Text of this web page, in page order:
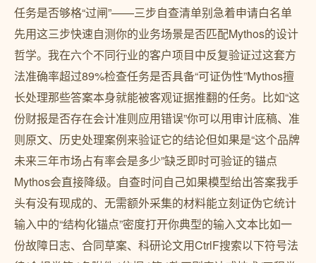
任务是否够格“过闸”——三步自查清单别急着申请白名单
先用这三步快速自测你的业务场景是否匹配Mythos的设计
哲学。我在六个不同行业的客户项目中反复验证过这套方
法准确率超过89%检查任务是否具备“可证伪性”Mythos擅
长处理那些答案本身就能被客观证据推翻的任务。比如“这
份财报是否存在会计准则应用错误”你可以用审计底稿、准
则原文、历史处理案例来验证它的结论但如果是“这个品牌
未来三年市场占有率会是多少”缺乏即时可验证的锚点
Mythos会直接降级。自查时问自己如果模型给出答案我手
头有没有现成的、无需额外采集的材料能立刻证伪它统计
输入中的“结构化锚点”密度打开你典型的输入文本比如一
份故障日志、合同草案、科研论文用CtrlF搜索以下符号法